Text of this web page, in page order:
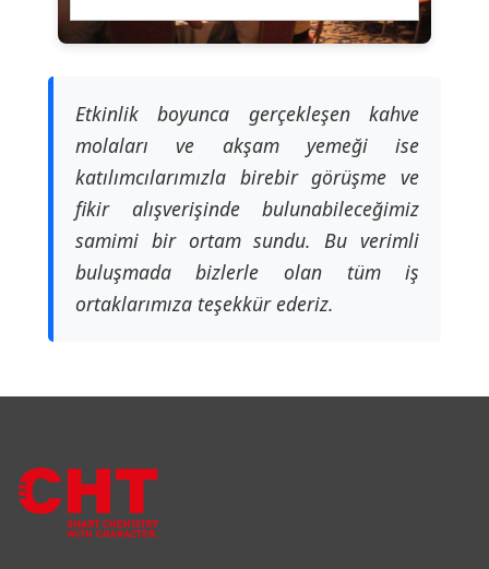
Etkinlik boyunca gerçekleşen kahve
molaları ve akşam yemeği ise
katılımcılarımızla birebir görüşme ve
fikir alışverişinde bulunabileceğimiz
samimi bir ortam sundu. Bu verimli
buluşmada bizlerle olan tüm iş
ortaklarımıza teşekkür ederiz.